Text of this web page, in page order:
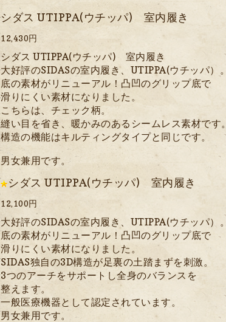
シダス UTIPPA(ウチッパ) 室内履き
12,430円
シダス UTIPPA(ウチッパ) 室内履き
大好評のSIDASの室内履き、UTIPPA(ウチッパ）。
底の素材がリニューアル！凸凹のグリップ底で
滑りにくい素材になりました。
こちらは、チェック柄。
縫い目を省き、暖かみのある シームレス素材です。
構造の機能はキルティングタイプと同じです。
男女兼用です。
シダス UTIPPA(ウチッパ) 室内履き
12,100円
大好評のSIDASの室内履き、UTIPPA(ウチッパ）。
底の素材がリニューアル！凸凹のグリップ底で
滑りにくい素材になりました。
SIDAS独自の3D構造が足裏の土踏まずを刺激。
3つのアーチをサポートし全身のバランスを
整えます。
一般医療機器として認定されています 。
男女兼用です。